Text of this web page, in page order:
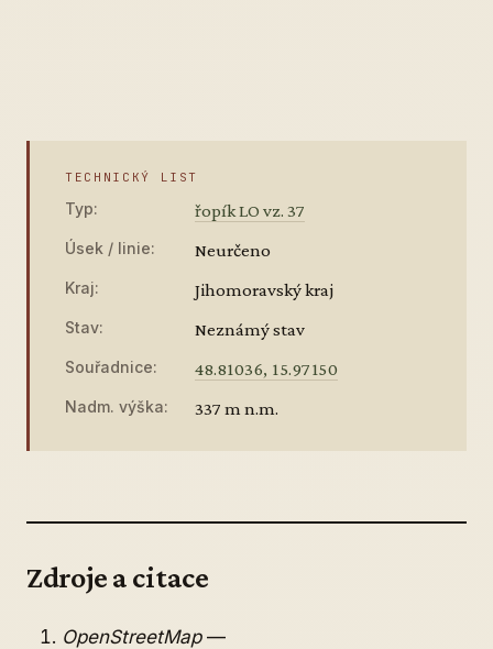
TECHNICKÝ LIST
Typ: řopík LO vz. 37
Úsek / linie: Neurčeno
Kraj: Jihomoravský kraj
Stav: Neznámý stav
Souřadnice: 48.81036, 15.97150
Nadm. výška: 337 m n.m.
Zdroje a citace
OpenStreetMap—